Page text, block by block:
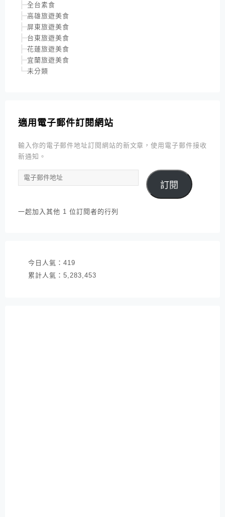
全台素食
高雄旅遊美食
屏東旅遊美食
台東旅遊美食
花蓮旅遊美食
宜蘭旅遊美食
未分類
適用電子郵件訂閱網站
輸入你的電子郵件地址訂閱網站的新文章，使用電子郵件接收
新通知。
電
子
件
訂閱
一起加入其他 1 位訂閱者的行列
今日人氣： 419
累計人氣： 5,283,453